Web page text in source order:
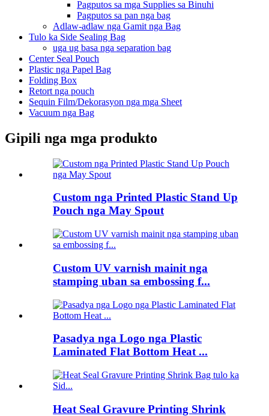
Pagputos sa mga Supplies sa Binuhi
Pagputos sa pan nga bag
Adlaw-adlaw nga Gamit nga Bag
Tulo ka Side Sealing Bag
uga ug basa nga separation bag
Center Seal Pouch
Plastic nga Papel Bag
Folding Box
Retort nga pouch
Sequin Film/Dekorasyon nga mga Sheet
Vacuum nga Bag
Gipili nga mga produkto
Custom nga Printed Plastic Stand Up
Pouch nga May Spout
Custom UV varnish mainit nga
stamping uban sa embossing f...
Pasadya nga Logo nga Plastic
Laminated Flat Bottom Heat ...
Heat Seal Gravure Printing Shrink